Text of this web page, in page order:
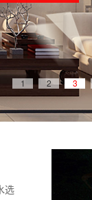
1 2 3
选